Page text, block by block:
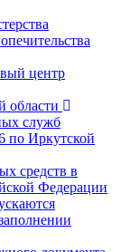
центр
области
служб
Иркутской
средств в
Федерации